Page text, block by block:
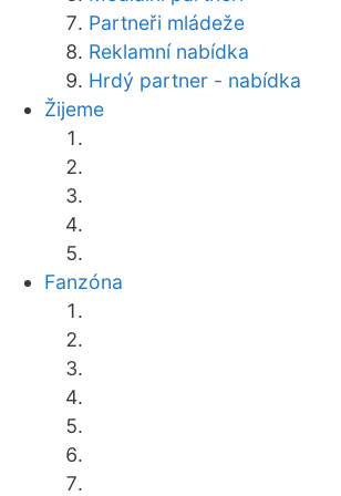
Partneři mládeže
Reklamní nabídka
Hrdý partner - nabídka
Žijeme
Fanzóna